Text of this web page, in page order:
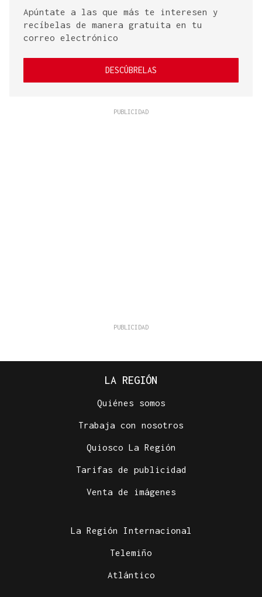
Apúntate a las que más te interesen y
recíbelas de manera gratuita en tu
correo electrónico
DESCÚBRELAS
LA REGIÓN
Quiénes somos
Trabaja con nosotros
Quiosco La Región
Tarifas de publicidad
Venta de imágenes
La Región Internacional
Telemiño
Atlántico